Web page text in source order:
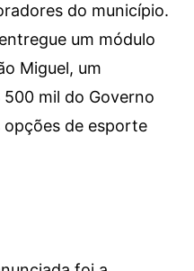
do município.
um módulo
Miguel, um
mil do Governo
opções de esporte